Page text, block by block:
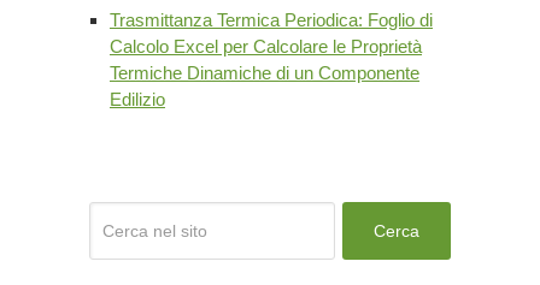
Trasmittanza Termica Periodica: Foglio di
Calcolo Excel per Calcolare le Proprietà
Termiche Dinamiche di un Componente
Edilizio
Cerca